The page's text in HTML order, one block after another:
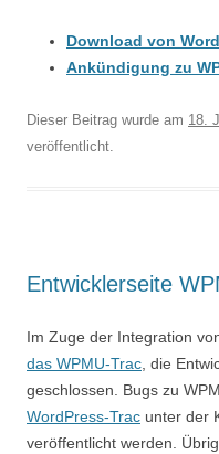
Download von
Ankündigung zu
Dieser Beitrag wurde am 18.
veröffentlicht.
Entwicklerseite
Im Zuge der Integration
das WPMU-Trac , die
geschlossen. Bugs zu
WordPress-Trac unter der
veröffentlicht werden.